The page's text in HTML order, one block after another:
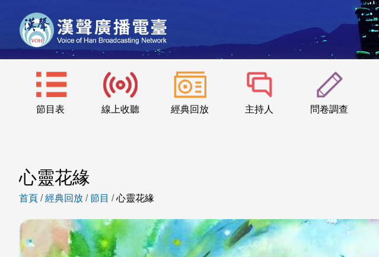
節目表 線上收聽 經典回放 主持人 問卷調查
心靈花緣
首頁 /經典回放 /節目 /心靈花緣